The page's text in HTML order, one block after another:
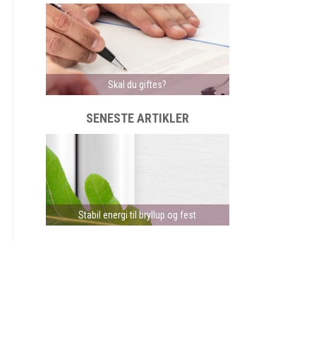
Skal du giftes?
SENESTE ARTIKLER
Stabil energi til bryllup og fest